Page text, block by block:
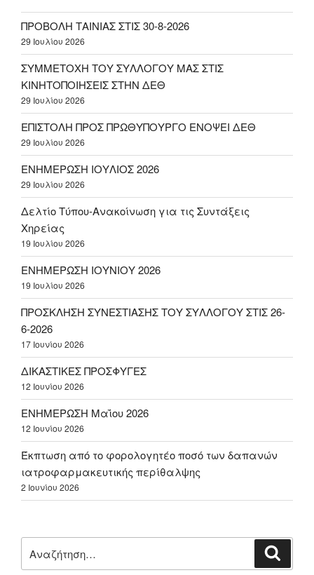
ΠΡΟΒΟΛΗ ΤΑΙΝΙΑΣ ΣΤΙΣ 30-8-2026
29 Ιουλίου 2026
ΣΥΜΜΕΤΟΧΗ ΤΟΥ ΣΥΛΛΟΓΟΥ ΜΑΣ ΣΤΙΣ
ΚΙΝΗΤΟΠΟΙΗΣΕΙΣ ΣΤΗΝ ΔΕΘ
29 Ιουλίου 2026
ΕΠΙΣΤΟΛΗ ΠΡΟΣ ΠΡΩΘΥΠΟΥΡΓΟ ΕΝΟΨΕΙ ΔΕΘ
29 Ιουλίου 2026
ΕΝΗΜΕΡΩΣΗ ΙΟΥΛΙΟΣ 2026
29 Ιουλίου 2026
Δελτίο Τύπου-Ανακοίνωση για τις Συντάξεις
Χηρείας
19 Ιουλίου 2026
ΕΝΗΜΕΡΩΣΗ ΙΟΥΝΙΟΥ 2026
19 Ιουλίου 2026
ΠΡΟΣΚΛΗΣΗ ΣΥΝΕΣΤΙΑΣΗΣ ΤΟΥ ΣΥΛΛΟΓΟΥ ΣΤΙΣ 26-
6-2026
17 Ιουνίου 2026
ΔΙΚΑΣΤΙΚΕΣ ΠΡΟΣΦΥΓΕΣ
12 Ιουνίου 2026
ΕΝΗΜΕΡΩΣΗ Μαΐου 2026
12 Ιουνίου 2026
Έκπτωση από το φορολογητέο ποσό των δαπανών
ιατροφαρμακευτικής περίθαλψης
2 Ιουνίου 2026
για: